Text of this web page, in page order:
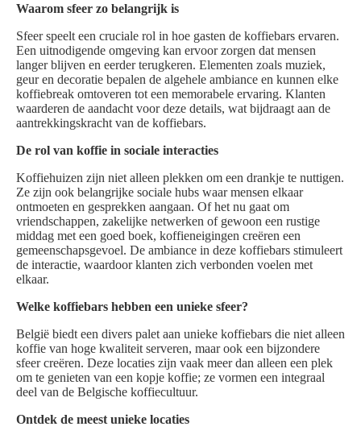
Waarom sfeer zo belangrijk is
Sfeer speelt een cruciale rol in hoe gasten de koffiebars ervaren.
Een uitnodigende omgeving kan ervoor zorgen dat mensen
langer blijven en eerder terugkeren. Elementen zoals muziek,
geur en decoratie bepalen de algehele ambiance en kunnen elke
koffiebreak omtoveren tot een memorabele ervaring. Klanten
waarderen de aandacht voor deze details, wat bijdraagt aan de
aantrekkingskracht van de koffiebars.
De rol van koffie in sociale interacties
Koffiehuizen zijn niet alleen plekken om een drankje te nuttigen.
Ze zijn ook belangrijke sociale hubs waar mensen elkaar
ontmoeten en gesprekken aangaan. Of het nu gaat om
vriendschappen, zakelijke netwerken of gewoon een rustige
middag met een goed boek, koffieneigingen creëren een
gemeenschapsgevoel. De ambiance in deze koffiebars stimuleert
de interactie, waardoor klanten zich verbonden voelen met
elkaar.
Welke koffiebars hebben een unieke sfeer?
België biedt een divers palet aan unieke koffiebars die niet alleen
koffie van hoge kwaliteit serveren, maar ook een bijzondere
sfeer creëren. Deze locaties zijn vaak meer dan alleen een plek
om te genieten van een kopje koffie; ze vormen een integraal
deel van de Belgische koffiecultuur.
Ontdek de meest unieke locaties